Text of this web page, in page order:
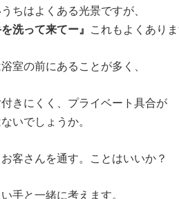
ちはよくある光景ですが、
洗って来てー』
これもよくあり
室の前にあることが多く、
きにくく、プライベート具合が
いでしょうか。
客さんを通す。ことはいいか？
手と一緒に考えます。